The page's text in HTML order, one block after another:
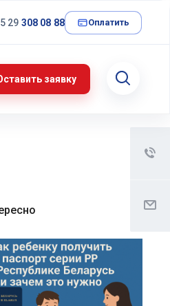
29 308 08 88 Оплатить
заявку